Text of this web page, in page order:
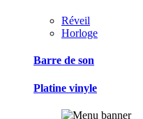
Réveil
Horloge
Barre de son
Platine vinyle